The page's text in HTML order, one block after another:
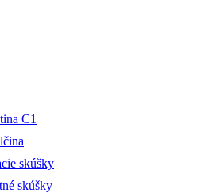
C1
skúšky
skúšky